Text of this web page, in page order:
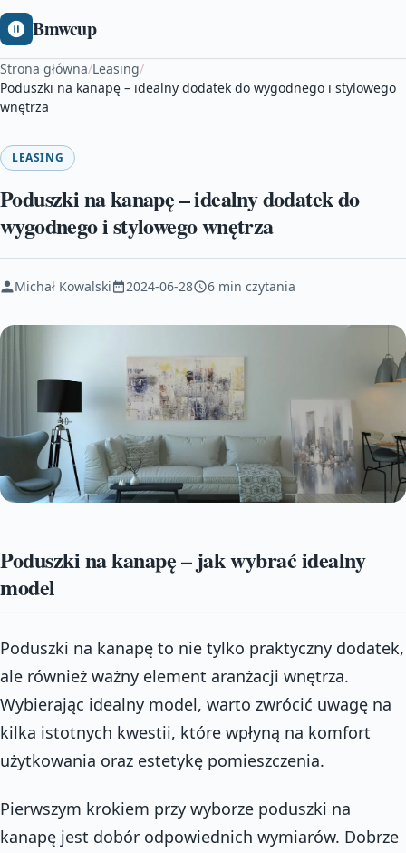
Bmwcup
Strona główna/Leasing/
Poduszki na kanapę – idealny dodatek do wygodnego i stylowego
wnętrza
LEASING
Poduszki na kanapę – idealny dodatek do
wygodnego i stylowego wnętrza
Michał Kowalski 2024-06-28 6 min czytania
Poduszki na kanapę – jak wybrać idealny
model
Poduszki na kanapę to nie tylko praktyczny dodatek,
ale również ważny element aranżacji wnętrza.
Wybierając idealny model, warto zwrócić uwagę na
kilka istotnych kwestii, które wpłyną na komfort
użytkowania oraz estetykę pomieszczenia.
Pierwszym krokiem przy wyborze poduszki na
kanapę jest dobór odpowiednich wymiarów. Dobrze